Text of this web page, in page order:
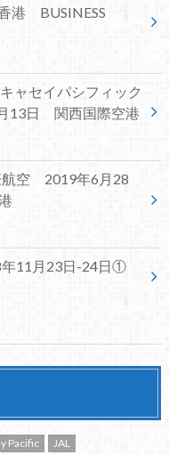
港 BUSINESS
ャセイパシフィック
13日 関西国際空港
航空 2019年6月28
11月23日-24日①
Pacific JAL